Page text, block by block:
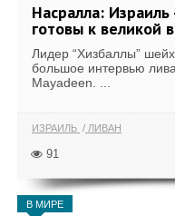
Насралла:
готовы к великой
Лидер “Хизбаллы”
большое интервью
Mayadeen. ...
ИЗРАИЛЬ ЛИВАН
91
В МИРЕ